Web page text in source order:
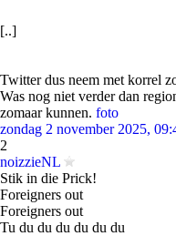
[..]
Twitter dus neem met korrel
Was nog niet verder dan
zomaar kunnen. foto
zondag 2 november 2025,
2
noizzieNL
Stik in die Prick!
Foreigners out
Foreigners out
Tu du du du du du du